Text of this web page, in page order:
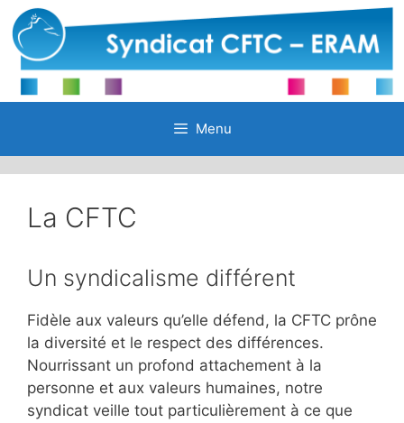
Aller
au
contenu
Menu
La CFTC
Un syndicalisme différent
Fidèle aux valeurs qu’elle défend, la CFTC prône
la diversité et le respect des différences.
Nourrissant un profond attachement à la
personne et aux valeurs humaines, notre
syndicat veille tout particulièrement à ce que